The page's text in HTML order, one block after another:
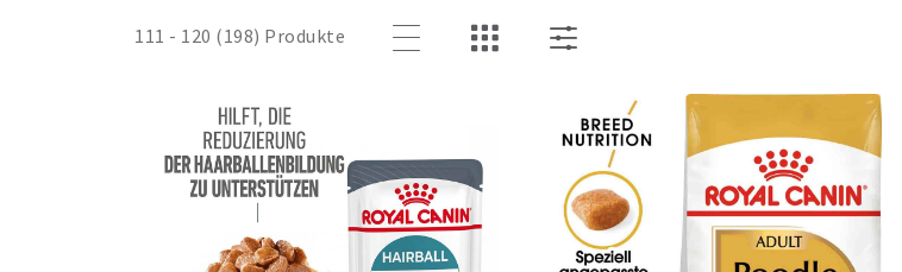
111 - 120 (198) Produkte